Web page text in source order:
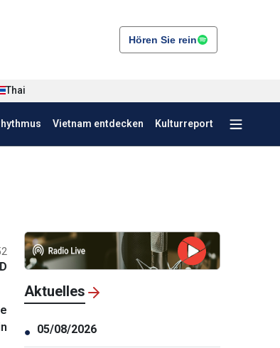
Hören Sie rein
Thai
Vietnam entdecken Kulturreport
Aktuelles
● 05/08/2026